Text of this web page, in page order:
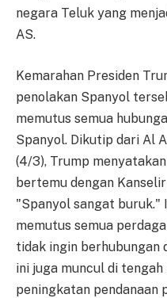
negara Teluk yang
AS.
Kemarahan Presiden
penolakan Spanyol
memutus semua
Spanyol. Dikutip dari Al
(4/3), Trump
bertemu dengan
"Spanyol sangat buruk."
memutus semua
tidak ingin berhubungan
ini juga muncul di
peningkatan pendanaan